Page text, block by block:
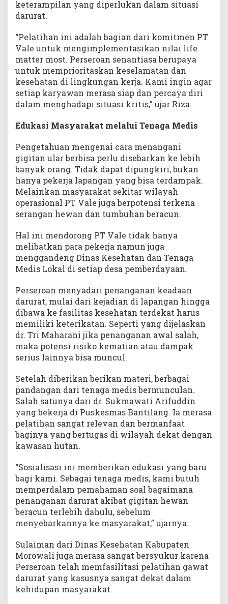
keterampilan yang diperlukan dalam situasi
darurat.
“Pelatihan ini adalah bagian dari komitmen PT
Vale untuk mengimplementasikan nilai life
matter most. Perseroan senantiasa berupaya
untuk memprioritaskan keselamatan dan
kesehatan di lingkungan kerja. Kami ingin agar
setiap karyawan merasa siap dan percaya diri
dalam menghadapi situasi kritis,” ujar Riza.
Edukasi Masyarakat melalui Tenaga Medis
Pengetahuan mengenai cara menangani
gigitan ular berbisa perlu disebarkan ke lebih
banyak orang. Tidak dapat dipungkiri, bukan
hanya pekerja lapangan yang bisa terdampak.
Melainkan masyarakat sekitar wilayah
operasional PT Vale juga berpotensi terkena
serangan hewan dan tumbuhan beracun.
Hal ini mendorong PT Vale tidak hanya
melibatkan para pekerja namun juga
menggandeng Dinas Kesehatan dan Tenaga
Medis Lokal di setiap desa pemberdayaan.
Perseroan menyadari penanganan keadaan
darurat, mulai dari kejadian di lapangan hingga
dibawa ke fasilitas kesehatan terdekat harus
memiliki keterikatan. Seperti yang dijelaskan
dr. Tri Maharani jika penanganan awal salah,
maka potensi risiko kematian atau dampak
serius lainnya bisa muncul.
Setelah diberikan berikan materi, berbagai
pandangan dari tenaga medis bermunculan.
Salah satunya dari dr. Sukmawati Arifuddin
yang bekerja di Puskesmas Bantilang. Ia merasa
pelatihan sangat relevan dan bermanfaat
baginya yang bertugas di wilayah dekat dengan
kawasan hutan.
“Sosialisasi ini memberikan edukasi yang baru
bagi kami. Sebagai tenaga medis, kami butuh
memperdalam pemahaman soal bagaimana
penanganan darurat akibat gigitan hewan
beracun terlebih dahulu, sebelum
menyebarkannya ke masyarakat,” ujarnya.
Sulaiman dari Dinas Kesehatan Kabupaten
Morowali juga merasa sangat bersyukur karena
Perseroan telah memfasilitasi pelatihan gawat
darurat yang kasusnya sangat dekat dalam
kehidupan masyarakat.